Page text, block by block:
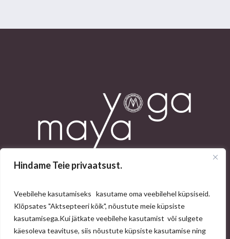
Hindame Teie privaatsust.
Veebilehe kasutamiseks kasutame oma veebilehel küpsiseid.
Klõpsates "Aktsepteeri kõik", nõustute meie küpsiste
kasutamisega.Kui jätkate veebilehe kasutamist või sulgete
käesoleva teavituse, siis nõustute küpsiste kasutamise ning